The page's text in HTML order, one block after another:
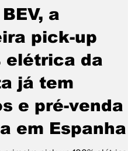
Europa
3 min de leitura
a
pick-up
elétrica da
já tem